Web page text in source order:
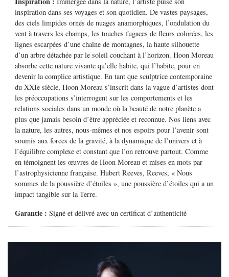
inspiration dans ses voyages et son quotidien. De vastes paysages,
des ciels limpides ornés de nuages ​​anamorphiques, l’ondulation du
vent à travers les champs, les touches fugaces de fleurs colorées, les
lignes escarpées d’une chaîne de montagnes, la haute silhouette
d’un arbre détachée par le soleil couchant à l’horizon. Hoon Moreau
absorbe cette nature vivante qu’elle habite, qui l’habite, pour en
devenir la complice artistique. En tant que sculptrice contemporaine
du XXIe siècle, Hoon Moreau s’inscrit dans la vague d’artistes dont
les préoccupations s’interrogent sur les comportements et les
relations sociales dans un monde où la beauté de notre planète a
plus que jamais besoin d’être appréciée et reconnue. Nos liens avec
la nature, les autres, nous-mêmes et nos espoirs pour l’avenir sont
soumis aux forces de la gravité, à la dynamique de l’univers et à
l’équilibre complexe et constant que l’on retrouve partout. Comme
en témoignent les œuvres de Hoon Moreau et mises en mots par
l’astrophysicienne française. Hubert Reeves, Reeves, « Nous
sommes de la poussière d’étoiles », une poussière d’étoiles qui a un
impact tangible sur la Terre.
Garantie : Signé et délivré avec un certificat d’authenticité